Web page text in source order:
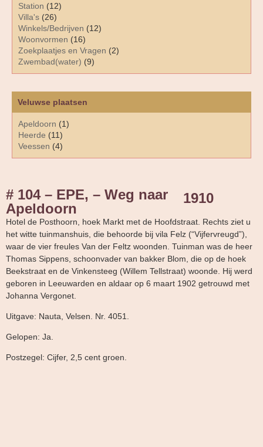
Station (12)
Villa's (26)
Winkels/Bedrijven (12)
Woonvormen (16)
Zoekplaatjes en Vragen (2)
Zwembad(water) (9)
Veluwse plaatsen
Apeldoorn (1)
Heerde (11)
Veessen (4)
# 104 – EPE, – Weg naar
Apeldoorn
1910
Hotel de Posthoorn, hoek Markt met de Hoofdstraat. Rechts ziet u
het witte tuinmanshuis, die behoorde bij vila Felz (“Vijfervreugd”),
waar de vier freules Van der Feltz woonden. Tuinman was de heer
Thomas Sippens, schoonvader van bakker Blom, die op de hoek
Beekstraat en de Vinkensteeg (Willem Tellstraat) woonde. Hij werd
geboren in Leeuwarden en aldaar op 6 maart 1902 getrouwd met
Johanna Vergonet.
Uitgave: Nauta, Velsen. Nr. 4051.
Gelopen: Ja.
Postzegel: Cijfer, 2,5 cent groen.